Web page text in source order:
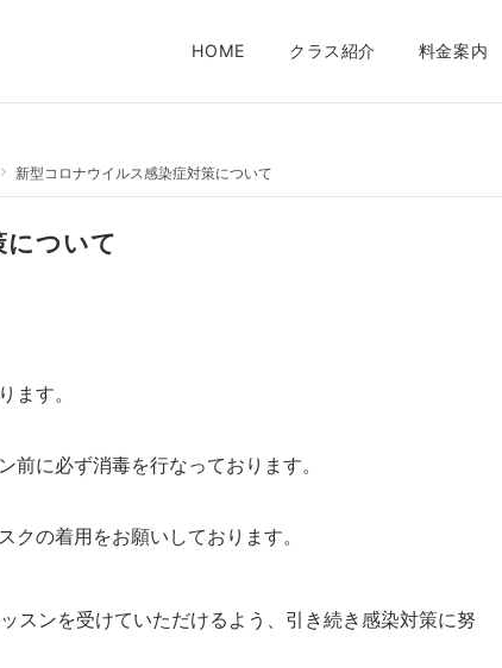
HOME クラス紹介 料金案内
新型コロナウイルス感染症対策について
について
ます。
に必ず消毒を行なっております。
の着用をお願いしております。
スンを受けていただけるよう、引き続き感染対策に努